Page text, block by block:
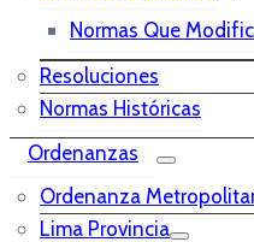
Normas Que
Resoluciones
Normas Históricas
Ordenanzas
Ordenanza
Lima Provincia